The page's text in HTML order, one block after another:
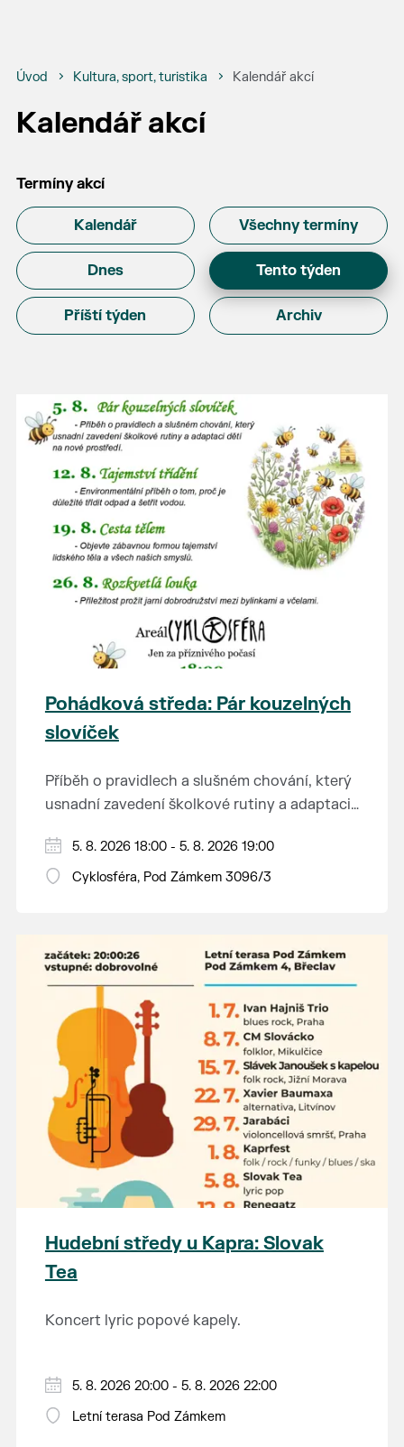
Úvod Kultura, sport, turistika Kalendář akcí
Kalendář akcí
Termíny akcí
Kalendář Všechny termíny
Dnes Tento týden
Příští týden Archiv
Pohádková středa: Pár kouzelných
slovíček
Příběh o pravidlech a slušném chování, který
usnadní zavedení školkové rutiny a adaptaci
Hraje se jen za příznivého počasí.
Vstupné dobrovolné.
5. 8. 2026 18:00 - 5. 8. 2026 19:00
Cyklosféra, Pod Zámkem 3096/3
Hudební středy u Kapra: Slovak
Tea
Koncert lyric popové kapely.
5. 8. 2026 20:00 - 5. 8. 2026 22:00
Letní terasa Pod Zámkem